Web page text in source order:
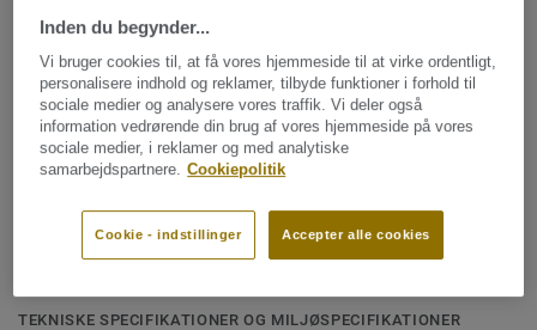
også skabe et dansegulv, en koncertsal eller et
eksamenslokale uden behov for yderligere gulvbeskyttelse.
Linoleumstoplaget er ekstrem modstandsdygtighed over
for slid, ridser og tung belastning og er behandlet med
vores unikke xf² ™ overfladebeskyttelse for ekstrem
holdbarhed, nem rengøring og omkostningseffektiv
EGENSKABER
Linoleum certificeret med Svanemærket
Høj ydeevne (A3-kompatibel, EN 14904)
Ekstremt modstandsdygtig til multi-brug
Nem lægning med 2-lock-låsesystem
Optimal komfort og sikkerhed for sportsudøvere
Omkostningseffektiv vedligeholdelse
TEKNISKE SPECIFIKATIONER OG MILJØSPECIFIKATIONER
Inden du begynder...
Vi bruger cookies til, at få vores hjemmeside til at virke ordentligt,
personalisere indhold og reklamer, tilbyde funktioner i forhold til
sociale medier og analysere vores traffik. Vi deler også
information vedrørende din brug af vores hjemmeside på vores
sociale medier, i reklamer og med analytiske
samarbejdspartnere. Cookiepolitik
Accepter alle cookies
Cookie - indstillinger